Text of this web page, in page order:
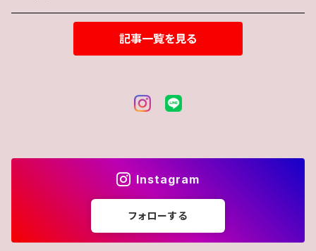
記事一覧を見る
Instagram
フォローする